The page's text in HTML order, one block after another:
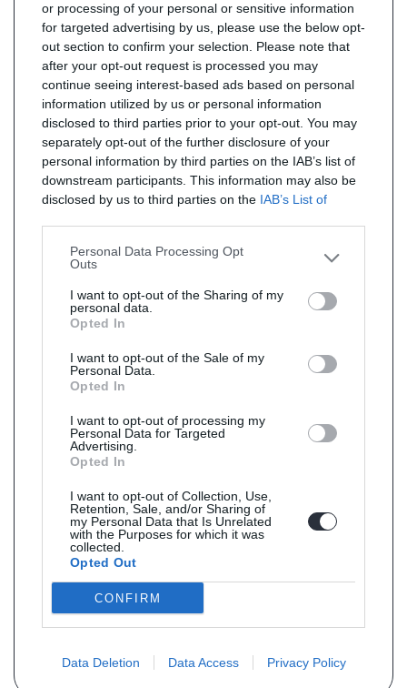
or processing of your personal or sensitive information
for targeted advertising by us, please use the below opt-
out section to confirm your selection. Please note that
after your opt-out request is processed you may
continue seeing interest-based ads based on personal
information utilized by us or personal information
disclosed to third parties prior to your opt-out. You may
separately opt-out of the further disclosure of your
personal information by third parties on the IAB’s list of
downstream participants. This information may also be
disclosed by us to third parties on the IAB’s List of
Personal Data Processing Opt
Outs
I want to opt-out of the Sharing of my
personal data.
Opted In
I want to opt-out of the Sale of my
Personal Data.
Opted In
I want to opt-out of processing my
Personal Data for Targeted
Advertising.
Opted In
I want to opt-out of Collection, Use,
Retention, Sale, and/or Sharing of
my Personal Data that Is Unrelated
with the Purposes for which it was
collected.
Opted Out
CONFIRM
Data Deletion Data Access Privacy Policy